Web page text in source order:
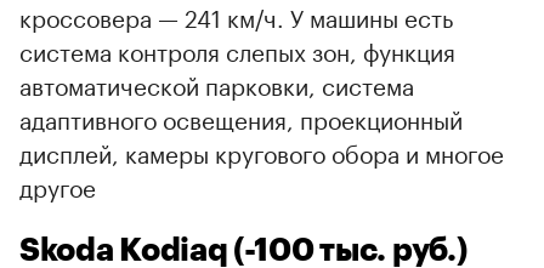
кроссовера — 241 км/ч. У машины есть
система контроля слепых зон, функция
автоматической парковки, система
адаптивного освещения, проекционный
дисплей, камеры кругового обора и многое
другое
Skoda Kodiaq (-100 тыс. руб.)